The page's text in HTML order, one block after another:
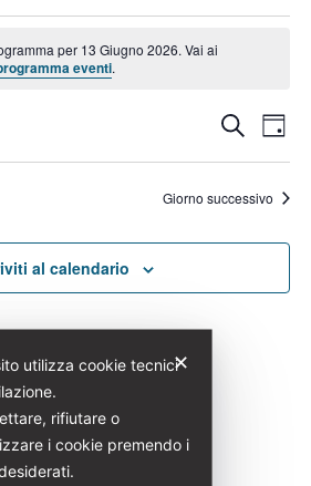
per 13 Giugno 2026. Vai ai
eventi.
Eventi
e
viste
Cerca
Giorno
Giorno successivo
al calendario
✕
utilizza cookie tecnici
rifiutare o
i cookie premendo i